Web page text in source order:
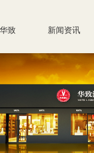
致 新闻资讯